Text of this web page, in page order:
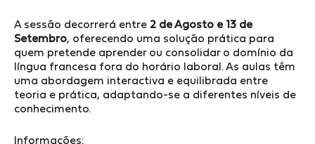
A sessão decorrerá entre 2 de Agosto e 13 de
Setembro, oferecendo uma solução prática para
quem pretende aprender ou consolidar o domínio da
língua francesa fora do horário laboral. As aulas têm
uma abordagem interactiva e equilibrada entre
teoria e prática, adaptando-se a diferentes níveis de
conhecimento.
Informações: